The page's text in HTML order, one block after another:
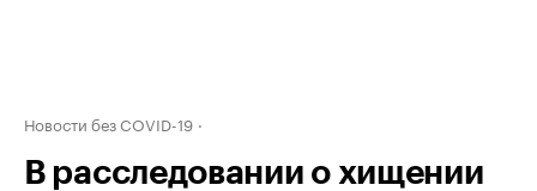
Новости без COVID-19
В расследовании о хищении